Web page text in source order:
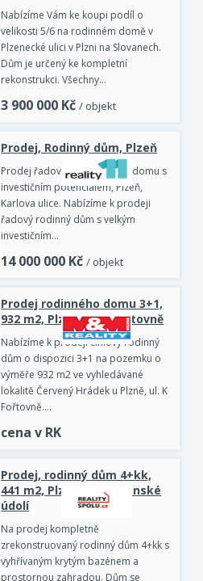
Nabízíme Vám ke koupi podíl o
velikosti 5/6 na rodinném domě v
Plzenecké ulici v Plzni na Slovanech.
Dům je určený ke kompletní
rekonstrukci. Všechny…
3 900 000 Kč / objekt
Prodej, Rodinný dům, Plzeň
Prodej řadového rodinného domu s
investičním potenciálem, Plzeň,
Karlova ulice. Nabízíme k prodeji
řadový rodinný dům s velkým
investičním…
14 000 000 Kč / objekt
Prodej rodinného domu 3+1,
932 m2, Plzeň, ul. K Fořtovně
Nabízíme k prodeji cihlový rodinný
dům o dispozici 3+1 na pozemku o
výměře 932 m2 ve vyhledávané
lokalitě Červený Hrádek u Plzně, ul. K
Fořtovně.…
cena v RK
Prodej, rodinný dům 4+kk,
441 m2, Plzeň, ul. Slovanské
údolí
Na prodej kompletně
zrekonstruovaný rodinný dům 4+kk s
vyhřívaným krytým bazénem a
prostornou zahradou. Dům se